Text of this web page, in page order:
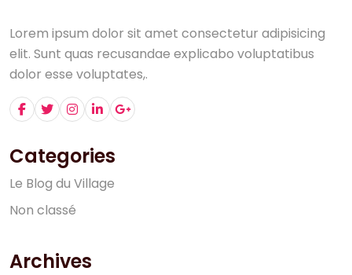
Lorem ipsum dolor sit amet consectetur adipisicing
elit. Sunt quas recusandae explicabo voluptatibus
dolor esse voluptates,.
Categories
Le Blog du Village
Non classé
Archives